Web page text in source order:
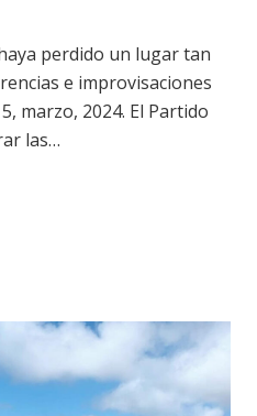
perdido un lugar tan
e improvisaciones
marzo, 2024. El Partido
las…